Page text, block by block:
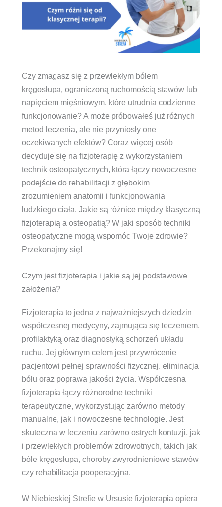
Czy zmagasz się z przewlekłym bólem
kręgosłupa, ograniczoną ruchomością stawów lub
napięciem mięśniowym, które utrudnia codzienne
funkcjonowanie? A może próbowałeś już różnych
metod leczenia, ale nie przyniosły one
oczekiwanych efektów? Coraz więcej osób
decyduje się na fizjoterapię z wykorzystaniem
technik osteopatycznych, która łączy nowoczesne
podejście do rehabilitacji z głębokim
zrozumieniem anatomii i funkcjonowania
ludzkiego ciała. Jakie są różnice między klasyczną
fizjoterapią a osteopatią? W jaki sposób techniki
osteopatyczne mogą wspomóc Twoje zdrowie?
Przekonajmy się!
Czym jest fizjoterapia i jakie są jej podstawowe
założenia?
Fizjoterapia to jedna z najważniejszych dziedzin
współczesnej medycyny, zajmująca się leczeniem,
profilaktyką oraz diagnostyką schorzeń układu
ruchu. Jej głównym celem jest przywrócenie
pacjentowi pełnej sprawności fizycznej, eliminacja
bólu oraz poprawa jakości życia. Współczesna
fizjoterapia łączy różnorodne techniki
terapeutyczne, wykorzystując zarówno metody
manualne, jak i nowoczesne technologie. Jest
skuteczna w leczeniu zarówno ostrych kontuzji, jak
i przewlekłych problemów zdrowotnych, takich jak
bóle kręgosłupa, choroby zwyrodnieniowe stawów
czy rehabilitacja pooperacyjna.
W Niebieskiej Strefie w Ursusie fizjoterapia opiera